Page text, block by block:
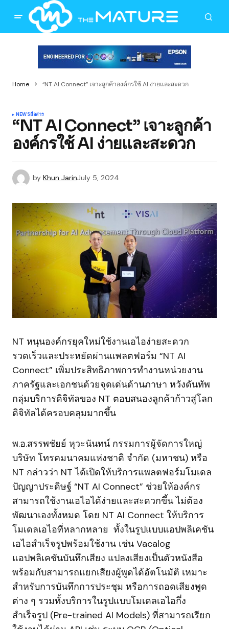
Home “NT AI Connect” เจาะลูกค้าองค์กรใช้ AI ง่ายและสะดวก
NEWSสื่อสาร
“NT AI Connect” เจาะลูกค้า
องค์กรใช้ AI ง่ายและสะดวก
by Khun JarinJuly 5, 2024
NT หนุนองค์กรยุคใหม่ใช้งานเอไอง่ายสะดวก
รวดเร็วและประหยัดผ่านแพลตฟอร์ม “NT AI
Connect” เพิ่มประสิทธิภาพการทำงานหน่วยงาน
ภาครัฐและเอกชนด้วยจุดเด่นด้านภาษา หวังดันทัพ
กลุ่มบริการดิจิทัลของ NT ตอบสนองลูกค้าก้าวสู่โลก
ดิจิทัลได้ครอบคลุมมากขึ้น
พ.อ.สรรพชัยย์ หุวะนันทน์ กรรมการผู้จัดการใหญ่
บริษัท โทรคมนาคมแห่งชาติ จำกัด (มหาชน) หรือ
NT กล่าวว่า NT ได้เปิดให้บริการแพลตฟอร์มโมเดล
ปัญญาประดิษฐ์ “NT AI Connect” ช่วยให้องค์กร
สามารถใช้งานเอไอได้ง่ายและสะดวกขึ้น ไม่ต้อง
พัฒนาเองทั้งหมด โดย NT AI Connect ให้บริการ
โมเดลเอไอที่หลากหลาย ทั้งในรูปแบบแอปพลิเคชัน
เอไอสำเร็จรูปพร้อมใช้งาน เช่น Vacalog
แอปพลิเคชันบันทึกเสียง แปลงเสียงเป็นตัวหนังสือ
พร้อมกับสามารถแยกเสียงผู้พูดได้อัตโนมัติ เหมาะ
สำหรับการบันทึกการประชุม หรือการถอดเสียงพูด
ต่าง ๆ รวมทั้งบริการในรูปแบบโมเดลเอไอกึ่ง
สำเร็จรูป (Pre-trained AI Models) ที่สามารถเรียก